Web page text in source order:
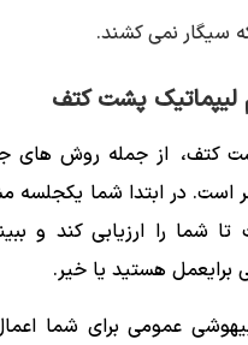
سیگار نمی کشند.
لیپماتیک پشت کتف
کتف، از جمله روش ‌های
در ابتدا شما یکجلسه
شما را ارزیابی کند و
برایعمل هستید یا خیر.
عمومی برای شما